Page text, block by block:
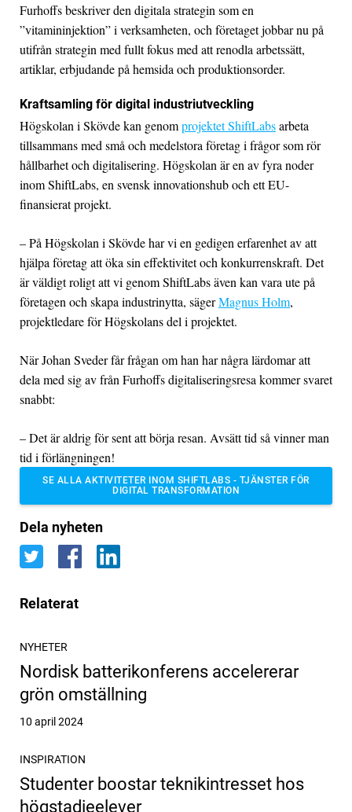
Furhoffs beskriver den digitala strategin som en
”vitamininjektion” i verksamheten, och företaget jobbar nu på
utifrån strategin med fullt fokus med att renodla arbetssätt,
artiklar, erbjudande på hemsida och produktionsorder.
Kraftsamling för digital industriutveckling
Högskolan i Skövde kan genomprojektet ShiftLabsarbeta
tillsammans med små och medelstora företag i frågor som rör
hållbarhet och digitalisering. Högskolan är en av fyra noder
inom ShiftLabs, en svensk innovationshub och ett EU-
finansierat projekt.
– På Högskolan i Skövde har vi en gedigen erfarenhet av att
hjälpa företag att öka sin effektivitet och konkurrenskraft. Det
är väldigt roligt att vi genom ShiftLabs även kan vara ute på
företagen och skapa industrinytta, sägerMagnus Holm,
projektledare för Högskolans del i projektet.
När Johan Sveder får frågan om han har några lärdomar att
dela med sig av från Furhoffs digitaliseringsresa kommer svaret
snabbt:
– Det är aldrig för sent att börja resan. Avsätt tid så vinner man
tid i förlängningen!
SE ALLA AKTIVITETER INOM SHIFTLABS - TJÄNSTER FÖR
DIGITAL TRANSFORMATION
Dela nyheten
Relaterat
NYHETER
Nordisk batterikonferens accelererar
grön omställning
Publicerat
10 april 2024
INSPIRATION
Studenter boostar teknikintresset hos
högstadieelever